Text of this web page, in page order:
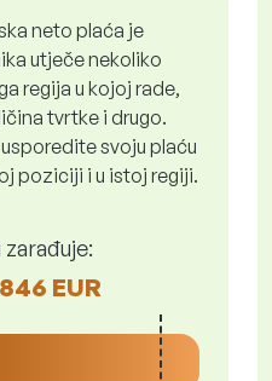
neto plaća je
utječe nekoliko
regija u kojoj rade,
tvrtke i drugo.
svoju plaću
poziciji i u istoj regiji.
EUR